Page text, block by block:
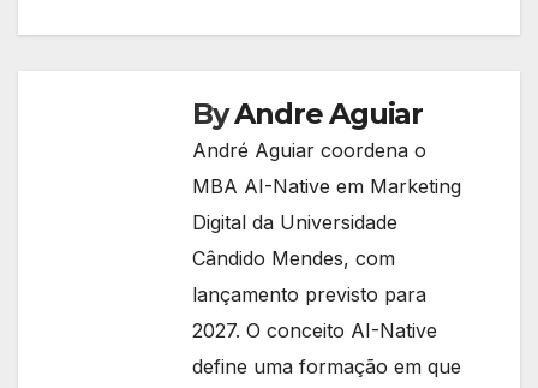
ByAndre Aguiar
André Aguiar coordena o
MBA AI-Native em Marketing
Digital da Universidade
Cândido Mendes, com
lançamento previsto para
2027. O conceito AI-Native
define uma formação em que